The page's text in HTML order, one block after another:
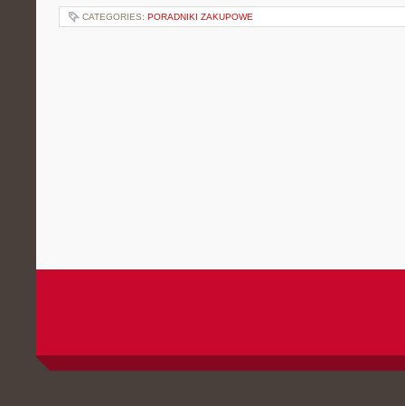
CATEGORIES: PORADNIKI ZAKUPOWE